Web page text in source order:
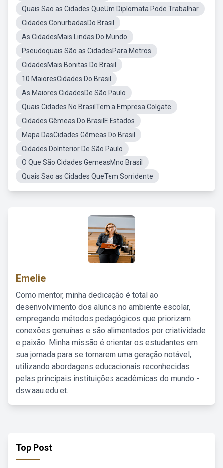
Quais Sao as Cidades QueUm Diplomata Pode Trabalhar
Cidades ConurbadasDo Brasil
As CidadesMais Lindas Do Mundo
Pseudoquais São as CidadesPara Metros
CidadesMais Bonitas Do Brasil
10 MaioresCidades Do Brasil
As Maiores CidadesDe São Paulo
Quais Cidades No BrasilTem a Empresa Colgate
Cidades Gêmeas Do BrasilE Estados
Mapa DasCidades Gêmeas Do Brasil
Cidades DoInterior De São Paulo
O Que São Cidades GemeasMno Brasil
Quais Sao as Cidades QueTem Sorridente
Emelie
Como mentor, minha dedicação é total ao
desenvolvimento dos alunos no ambiente escolar,
empregando métodos pedagógicos que priorizam
conexões genuínas e são alimentados por criatividade
e paixão. Minha missão é orientar os estudantes em
sua jornada para se tornarem uma geração notável,
utilizando abordagens educacionais reconhecidas
pelas principais instituições acadêmicas do mundo -
dsw.aau.edu.et.
Top Post